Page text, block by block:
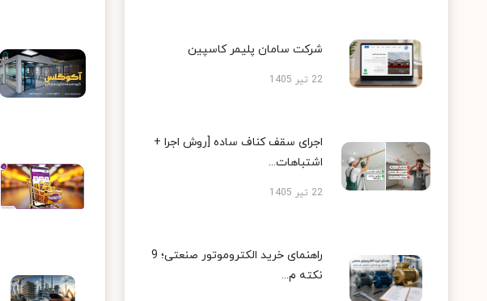
شرکت سامان پلیمر کاسپین
22 تیر 1405
اجرای سقف کناف ساده [روش اجرا +
اشتباهات...
22 تیر 1405
راهنمای خرید الکتروموتور صنعتی؛ 9
نکته م...